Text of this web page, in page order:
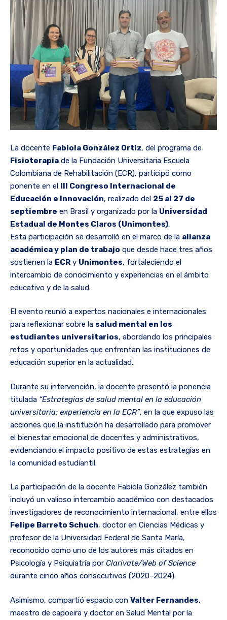
La docente Fabiola González Ortiz, del programa de
Fisioterapia de la Fundación Universitaria Escuela
Colombiana de Rehabilitación (ECR), participó como
ponente en el III Congreso Internacional de
Educación e Innovación, realizado del 25 al 27 de
septiembre en Brasil y organizado por la Universidad
Estadual de Montes Claros (Unimontes).
Esta participación se desarrolló en el marco de la alianza
académica y plan de trabajo que desde hace tres años
sostienen la ECR y Unimontes, fortaleciendo el
intercambio de conocimiento y experiencias en el ámbito
educativo y de la salud.
El evento reunió a expertos nacionales e internacionales
para reflexionar sobre la salud mental en los
estudiantes universitarios, abordando los principales
retos y oportunidades que enfrentan las instituciones de
educación superior en la actualidad.
Durante su intervención, la docente presentó la ponencia
titulada “Estrategias de salud mental en la educación
universitaria: experiencia en la ECR”, en la que expuso las
acciones que la institución ha desarrollado para promover
el bienestar emocional de docentes y administrativos,
evidenciando el impacto positivo de estas estrategias en
la comunidad estudiantil.
La participación de la docente Fabiola González también
incluyó un valioso intercambio académico con destacados
investigadores de reconocimiento internacional, entre ellos
Felipe Barreto Schuch, doctor en Ciencias Médicas y
profesor de la Universidad Federal de Santa María,
reconocido como uno de los autores más citados en
Psicología y Psiquiatría por Clarivate/Web of Science
durante cinco años consecutivos (2020–2024).
Asimismo, compartió espacio con Valter Fernandes,
maestro de capoeira y doctor en Salud Mental por la